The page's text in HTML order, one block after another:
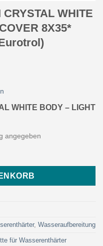
WHITE
8X35*
WHITE BODY – LIGHT
angegeben
BODY - LIGHT BLUE
, Wasseraufbereitung
für Wasserenthärter